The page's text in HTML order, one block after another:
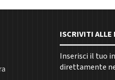
ISCRIVITI ALLE
Inserisci il tuo
direttamente